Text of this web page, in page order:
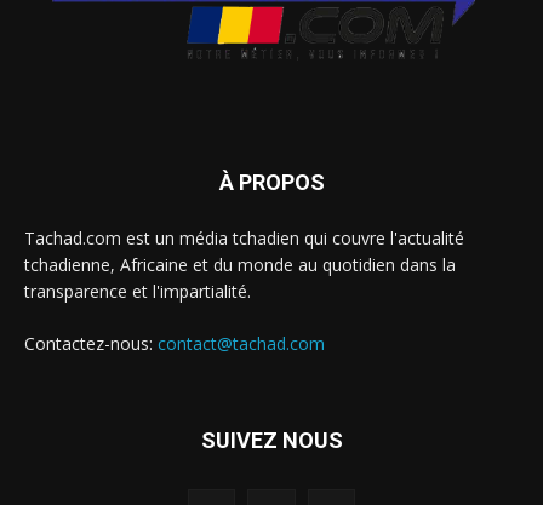
À PROPOS
Tachad.com est un média tchadien qui couvre l'actualité
tchadienne, Africaine et du monde au quotidien dans la
transparence et l'impartialité.
Contactez-nous: contact@tachad.com
SUIVEZ NOUS